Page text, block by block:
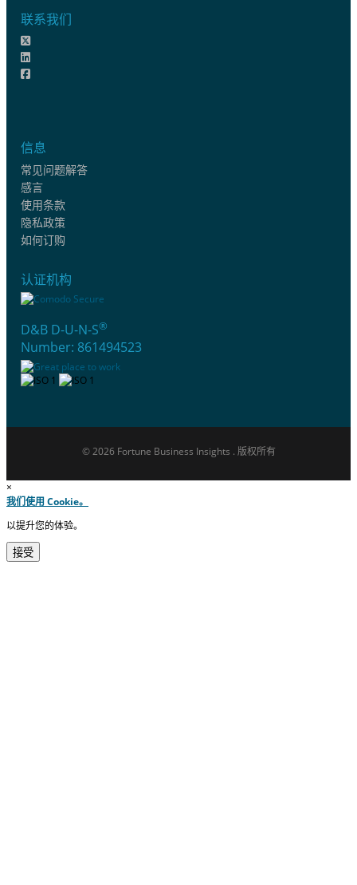
联系我们
信息
常见问题解答
感言
使用条款
隐私政策
如何订购
认证机构
D&B D-U-N-S®
Number: 861494523
© 2026 Fortune Business Insights . 版权所有
×
我们使用 Cookie。
以提升您的体验。
接受